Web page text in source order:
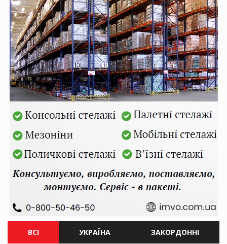
ВСІ УКРАЇНА ЗАКОРДОННІ